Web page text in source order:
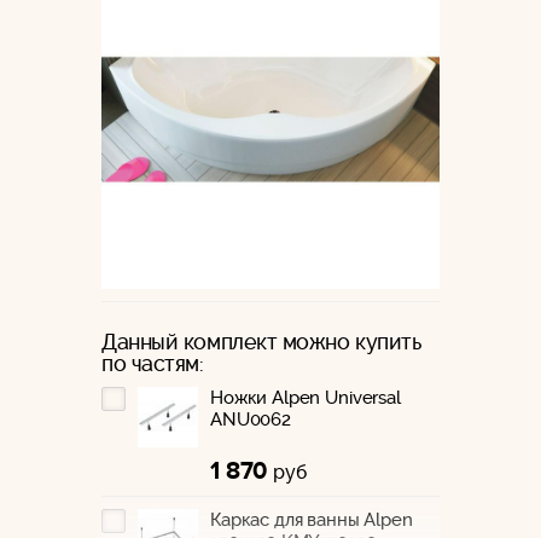
Данный комплект можно купить
по частям:
Ножки Alpen Universal
ANU0062
1 870 руб
Каркас для ванны Alpen